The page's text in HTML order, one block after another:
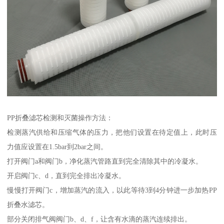
PP折叠滤芯检测和灭菌操作方法：
检测蒸汽供给和压缩气体的压力，把他们设置在待定值上，此时压
力值应设置在1.5bar到2bar之间。
打开阀门a和阀门b，净化蒸汽管路直到完全清除其中的冷凝水。
开启阀门c、d，直到完全排出冷凝水。
慢慢打开阀门c，增加蒸汽的流入，以此等待3到4分钟进一步加热PP
折叠水滤芯。
部分关闭排气阀阀门b、d、f，让含有水滴的蒸汽连续排出。